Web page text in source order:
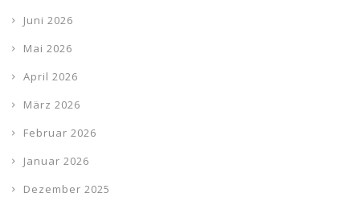
Juni 2026
Mai 2026
April 2026
März 2026
Februar 2026
Januar 2026
Dezember 2025